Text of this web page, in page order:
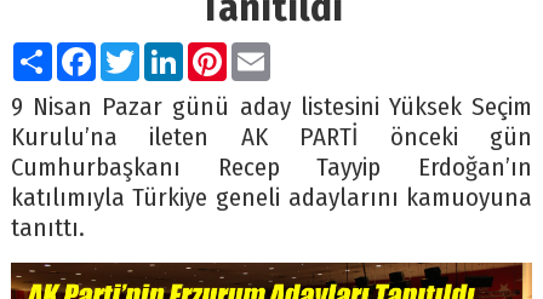
PaylaşFacebook
TwitterLinkedIn
Pinterest
Email
9 Nisan Pazar günü aday listesini Yüksek Seçim
Kurulu’na ileten AK PARTİ önceki gün
Cumhurbaşkanı Recep Tayyip Erdoğan’ın
katılımıyla Türkiye geneli adaylarını kamuoyuna
tanıttı.